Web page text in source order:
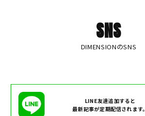
SNS
DIMENSIONのSNS
LINE友達追加すると
最新記事が定期配信されます。